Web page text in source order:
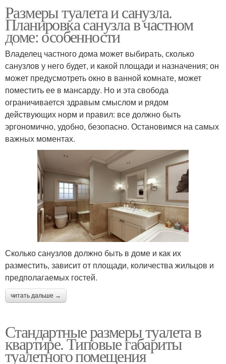
Размеры туалета и санузла.
Планировка санузла в частном
доме: особенности
Владелец частного дома может выбирать, сколько
санузлов у него будет, и какой площади и назначения; он
может предусмотреть окно в ванной комнате, может
поместить ее в мансарду. Но и эта свобода
ограничивается здравым смыслом и рядом
действующих норм и правил: все должно быть
эргономично, удобно, безопасно. Остановимся на самых
важных моментах.
Сколько санузлов должно быть в доме и как их
разместить, зависит от площади, количества жильцов и
предполагаемых гостей.
читать дальше →
Стандартные размеры туалета в
квартире. Типовые габариты
туалетного помещения